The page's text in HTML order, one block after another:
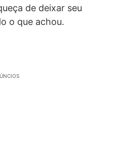
de deixar seu
o que achou.